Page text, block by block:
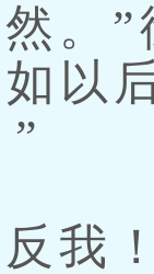
。”
以
我